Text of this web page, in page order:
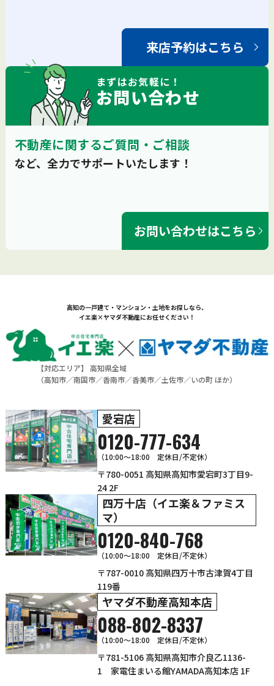
来店予約はこちら
まずはお気軽に！
お問い合わせ
不動産に関するご質問・ご相談
など、全力でサポートいたします！
お問い合わせはこちら
高知の一戸建て・マンション・土地をお探しなら、
イエ楽×ヤマダ不動産にお任せください！
【対応エリア】 高知県全域
（高知市／南国市／香南市／香美市／土佐市／いの町 ほか）
愛宕店
0120-777-634
（10:00～18:00 定休日/不定休）
〒780-0051 高知県高知市愛宕町3丁目9-
24 2F
四万十店（イエ楽＆ファミス
マ）
0120-840-768
（10:00〜18:00 定休日/不定休）
〒787-0010 高知県四万十市古津賀4丁目
119番
ヤマダ不動産高知本店
088-802-8337
（10:00～18:00 定休日/不定休）
〒781-5106 高知県高知市介良乙1136-
1 家電住まいる館YAMADA高知本店 1F